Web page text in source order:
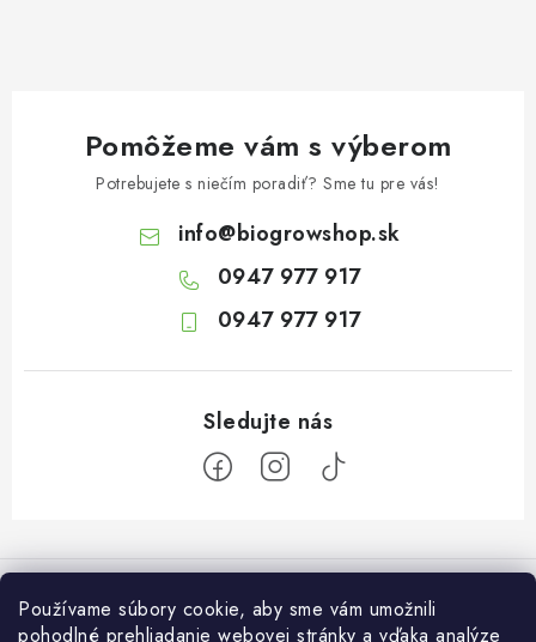
Používame súbory cookie, aby sme vám umožnili
pohodlné prehliadanie webovej stránky a vďaka analýze
Pomôžeme vám s výberom
Potrebujete s niečím poradiť? Sme tu pre vás!
info@biogrowshop.sk
0947 977 917
0947 977 917
á
O nás